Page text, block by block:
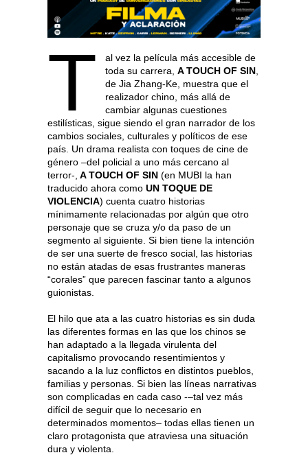
T
al vez la película más accesible de
toda su carrera, A TOUCH OF SIN,
de Jia Zhang-Ke, muestra que el
realizador chino, más allá de
cambiar algunas cuestiones
estilísticas, sigue siendo el gran narrador de los
cambios sociales, culturales y políticos de ese
país. Un drama realista con toques de cine de
género –del policial a uno más cercano al
terror-, A TOUCH OF SIN (en MUBI la han
traducido ahora como UN TOQUE DE
VIOLENCIA) cuenta cuatro historias
mínimamente relacionadas por algún que otro
personaje que se cruza y/o da paso de un
segmento al siguiente. Si bien tiene la intención
de ser una suerte de fresco social, las historias
no están atadas de esas frustrantes maneras
“corales” que parecen fascinar tanto a algunos
guionistas.
El hilo que ata a las cuatro historias es sin duda
las diferentes formas en las que los chinos se
han adaptado a la llegada virulenta del
capitalismo provocando resentimientos y
sacando a la luz conflictos en distintos pueblos,
familias y personas. Si bien las líneas narrativas
son complicadas en cada caso -–tal vez más
difícil de seguir que lo necesario en
determinados momentos– todas ellas tienen un
claro protagonista que atraviesa una situación
dura y violenta.